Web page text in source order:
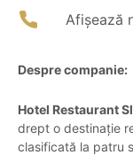
Afișează
Despre companie:
Hotel Restaurant
drept o destinație
clasificată la patru